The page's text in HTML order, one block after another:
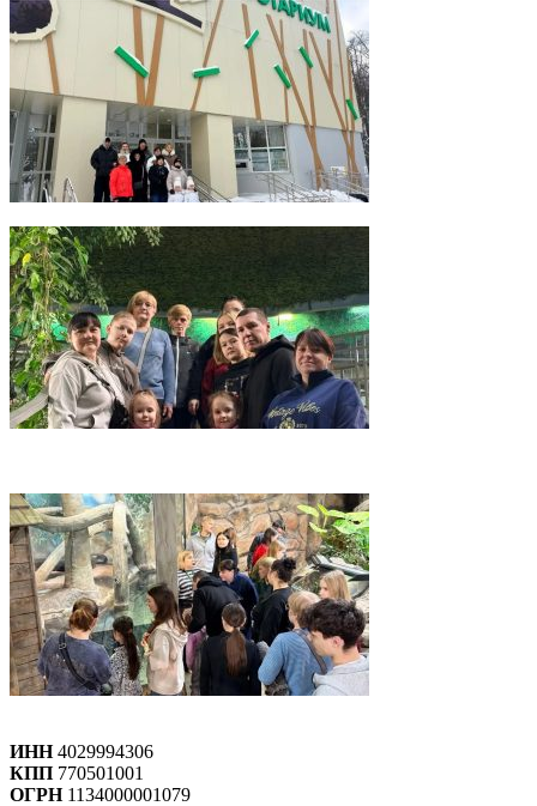
ИНН4029994306
КПП 770501001
ОГРН1134000001079